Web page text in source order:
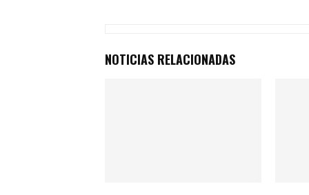
b
o
s
A
er
NOTICIAS RELACIONADAS